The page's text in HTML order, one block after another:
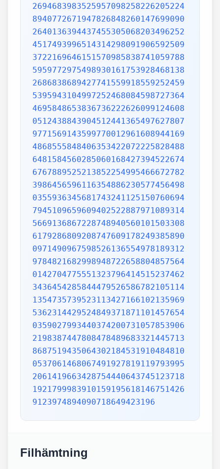
2694683983525957098258226205224
8940772671947826848260147699090
2640136394437455305068203496252
4517493996514314298091906592509
3722169646151570985838741059788
5959772975498930161753928468138
2686838689427741559918559252459
5395943104997252468084598727364
4695848653836736222626099124608
0512438843904512441365497627807
9771569143599770012961608944169
4868555848406353422072225828488
6481584560285060168427394522674
6767889525213852254995466672782
3986456596116354886230577456498
0355936345681743241125150760694
7945109659609402522887971089314
5669136867228748940560101503308
6179286809208747609178249385890
0971490967598526136554978189312
9784821682998948722658804857564
0142704775551323796414515237462
3436454285844479526586782105114
1354735739523113427166102135969
5362314429524849371871101457654
0359027993440374200731057853906
2198387447808478489683321445713
8687519435064302184531910484810
0537061468067491927819119793995
2061419663428754440643745123718
1921799983910159195618146751426
9123974894090718649423196
Filhämtning